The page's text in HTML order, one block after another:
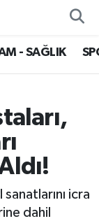
- SAĞLIK
icra
dahil